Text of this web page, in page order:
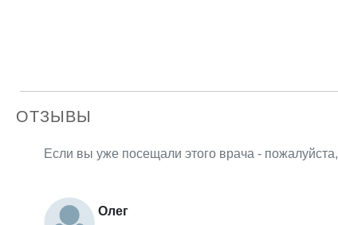
ОТЗЫВЫ
Если вы уже посещали этого врача - пожалуйста,
Олег